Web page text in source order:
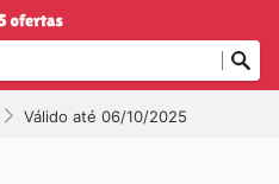
Válido até 06/10/2025